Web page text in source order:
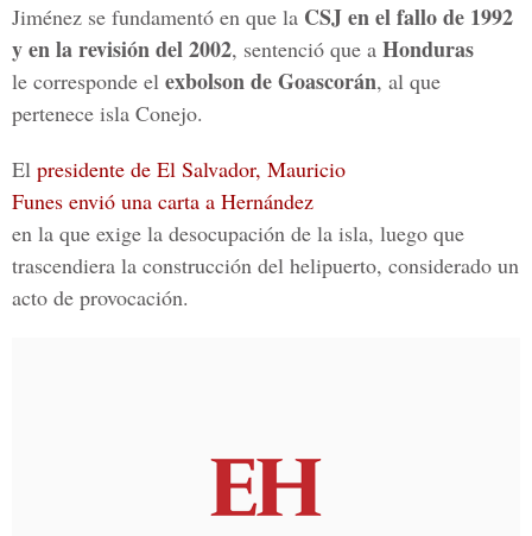
Jiménez se fundamentó en que la CSJ en el fallo de 1992
y en la revisión del 2002, sentenció que a Honduras
le corresponde el exbolson de Goascorán, al que
pertenece isla Conejo.
El presidente de El Salvador, Mauricio
Funes envió una carta a Hernández
en la que exige la desocupación de la isla, luego que
trascendiera la construcción del helipuerto, considerado un
acto de provocación.